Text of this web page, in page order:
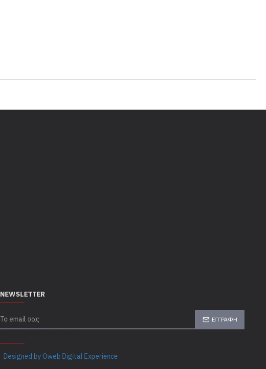
NEWSLETTER
ΕΓΓΡΑΦΉ
Designed by Oweb Digital Experience